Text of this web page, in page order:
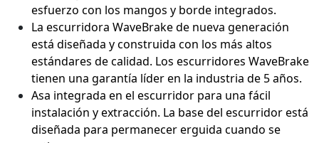
esfuerzo con los mangos y borde integrados.
La escurridora WaveBrake de nueva generación
está diseñada y construida con los más altos
estándares de calidad. Los escurridores WaveBrake
tienen una garantía líder en la industria de 5 años.
Asa integrada en el escurridor para una fácil
instalación y extracción. La base del escurridor está
diseñada para permanecer erguida cuando se